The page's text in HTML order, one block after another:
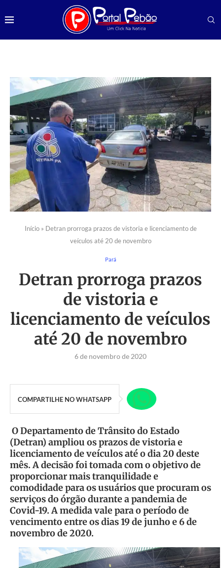
Início» Detran prorroga prazos de vistoria e licenciamento de
veículos até 20 de novembro
Pará
Detran prorroga prazos
de vistoria e
licenciamento de veículos
até 20 de novembro
6 de novembro de 2020
COMPARTILHE NO WHATSAPP
O Departamento de Trânsito do Estado
(Detran) ampliou os prazos de vistoria e
licenciamento de veículos até o dia 20 deste
mês. A decisão foi tomada com o objetivo de
proporcionar mais tranquilidade e
comodidade para os usuários que procuram os
serviços do órgão durante a pandemia de
Covid-19. A medida vale para o período de
vencimento entre os dias 19 de junho e 6 de
novembro de 2020.